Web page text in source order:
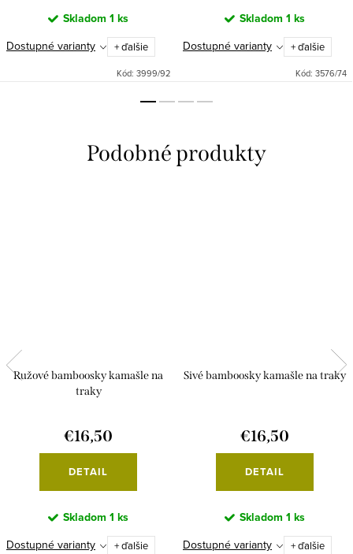
Skladom 1 ks
Dostupné varianty
+ ďalšie
Kód: 3999/92
Skladom 1 ks
Dostupné varianty
+ ďalšie
Kód: 3576/74
Ružové bamboosky kamašle na
traky
€16,50
DETAIL
Skladom 1 ks
Dostupné varianty
+ ďalšie
Sivé bamboosky kamašle na traky
€16,50
DETAIL
Skladom 1 ks
Dostupné varianty
+ ďalšie